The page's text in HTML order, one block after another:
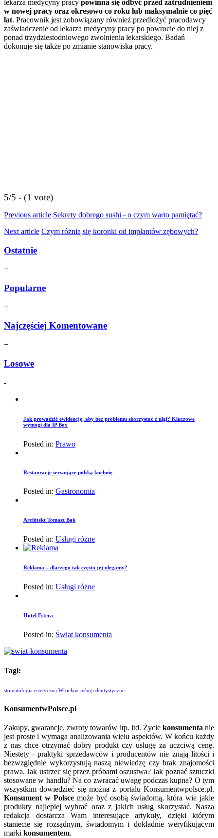
lekarza medycyny pracy powinna się odbyć przed zatrudnieniem
w nowej pracy oraz okresowo co roku lub maksymalnie co pięć
lat. Pracownik jest zobowiązany również przedłożyć pracodawcy
zaświadczenie od lekarza medycyny pracy po powrocie do niej z
ponad trzydziestodniowego zwolnienia lekarskiego. Badań
dokonuje się także po zmianie stanowiska pracy.
5/5 - (1 vote)
Previous article Sekrety dobrego sushi - o czym warto pamiętać?
Next article Czym różnią się koronki od implantów zębowych?
Ostatnie
+
Popularne
+
Najczęściej Komentowane
+
Losowe
-
Jak prowadzić ewidencję, aby bez problemu skorzystać z ulgi? Kluczowe
wymogi dla IP Box
Posted in: Prawo
Restauracje serwujące polską kuchnię
Posted in: Gastronomia
Architekt Tomasz Bąk
Posted in: Usługi różne
Reklama – dlaczego tak często jej ulegamy?
Posted in: Usługi różne
Hotel Estera
Posted in: Świat konsumenta
Tagi:
stomatologia estetyczna Wrocław usługi dentystyczne
KonsumentwPolsce.pl
Zakupy, gwarancje, zwroty towarów itp. itd. Życie konsumenta nie
jest proste i wymaga analizowania wielu aspektów. W końcu każdy
z nas chce otrzymać dobry produkt czy usługę za uczciwą cenę.
Niestety - praktyki sprzedawców i producentów nie znają litości i
bezwzględnie wykorzystują naszą niewiedzę czy brak znajomości
prawa. Jak ustrzec się przez próbami oszustwa? Jak poznać sztuczki
stosowane w handlu? Na co zwracać uwagę podczas kupna? O tym
wszystkim dowiedzieć się można z portalu Konsumentwpolsce.pl.
Konsument w Polscemoże być osobą świadomą, która wie jakie
produkty najlepiej wybrać oraz z jakich usług skorzystać. Nasza
redakcja dostarcza Wam interesujące artykuły, dzięki którym
staniecie się rozsądnym, świadomym i dokładnie weryfikującym
marki konsumentem.